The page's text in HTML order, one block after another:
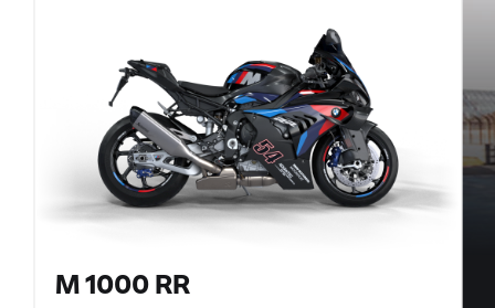
M 1000 RR